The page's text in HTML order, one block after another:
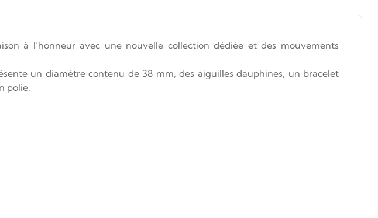
à l’honneur avec une nouvelle collection dédiée et des mouvements
un diamètre contenu de 38 mm, des aiguilles dauphines, un bracelet
polie.